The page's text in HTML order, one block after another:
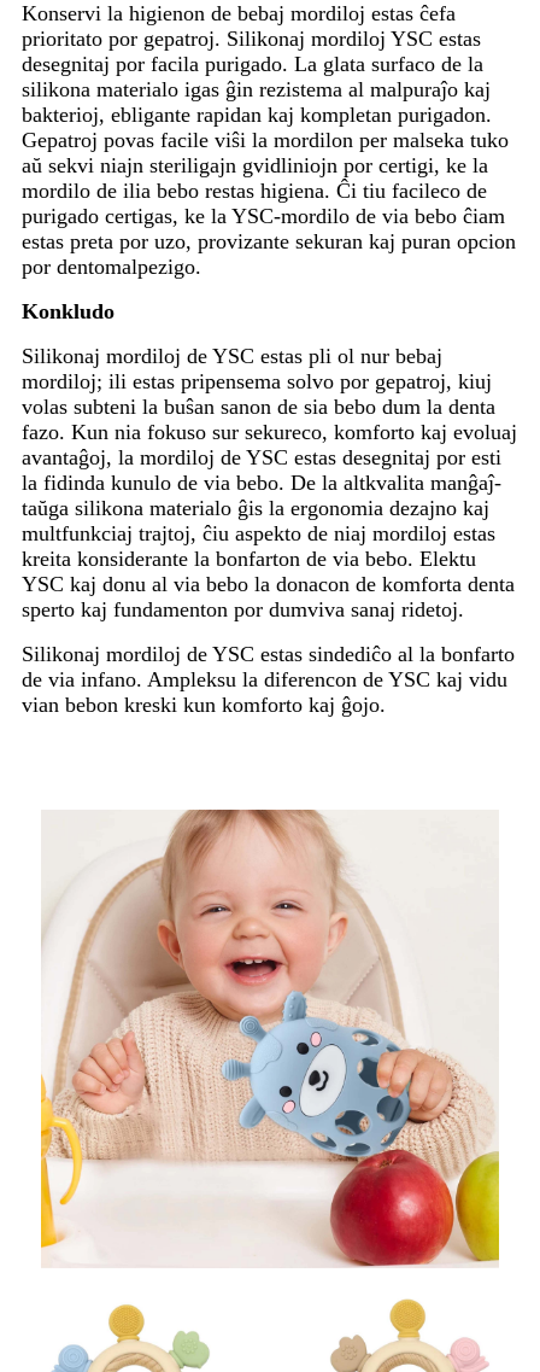
Konservi la higienon de bebaj mordiloj estas ĉefa
prioritato por gepatroj. Silikonaj mordiloj YSC estas
desegnitaj por facila purigado. La glata surfaco de la
silikona materialo igas ĝin rezistema al malpuraĵo kaj
bakterioj, ebligante rapidan kaj kompletan purigadon.
Gepatroj povas facile viŝi la mordilon per malseka tuko
aŭ sekvi niajn steriligajn gvidliniojn por certigi, ke la
mordilo de ilia bebo restas higiena. Ĉi tiu facileco de
purigado certigas, ke la YSC-mordilo de via bebo ĉiam
estas preta por uzo, provizante sekuran kaj puran opcion
por dentomalpezigo.
Konkludo
Silikonaj mordiloj de YSC estas pli ol nur bebaj
mordiloj; ili estas pripensema solvo por gepatroj, kiuj
volas subteni la buŝan sanon de sia bebo dum la denta
fazo. Kun nia fokuso sur sekureco, komforto kaj evoluaj
avantaĝoj, la mordiloj de YSC estas desegnitaj por esti
la fidinda kunulo de via bebo. De la altkvalita manĝaĵ-
taŭga silikona materialo ĝis la ergonomia dezajno kaj
multfunkciaj trajtoj, ĉiu aspekto de niaj mordiloj estas
kreita konsiderante la bonfarton de via bebo. Elektu
YSC kaj donu al via bebo la donacon de komforta denta
sperto kaj fundamenton por dumviva sanaj ridetoj.
Silikonaj mordiloj de YSC estas sindediĉo al la bonfarto
de via infano. Ampleksu la diferencon de YSC kaj vidu
vian bebon kreski kun komforto kaj ĝojo.